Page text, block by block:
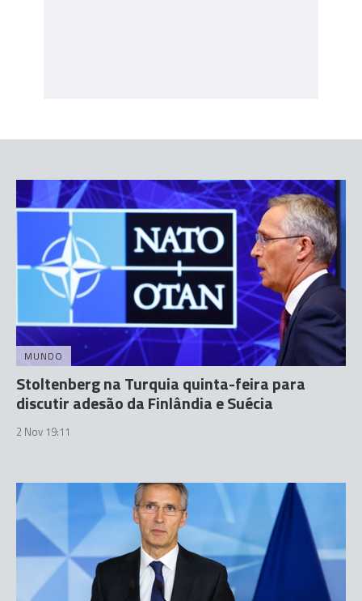
MUNDO
Stoltenberg na Turquia quinta-feira para
discutir adesão da Finlândia e Suécia
2 Nov 19:11